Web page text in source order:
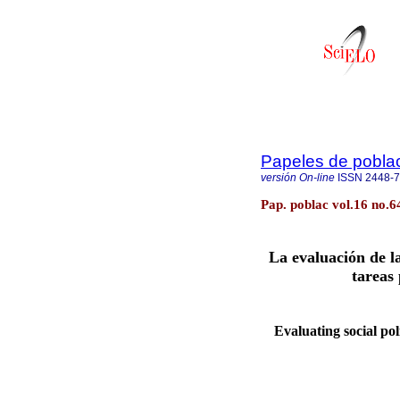
Papeles de
versión On-line ISSN 2448-
Pap. poblac vol.16
La evaluación de
tareas
Evaluating social